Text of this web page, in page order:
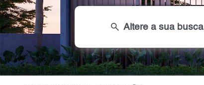
search Altere a sua busca